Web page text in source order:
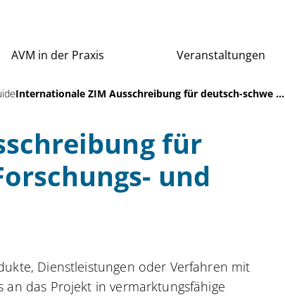
AVM in der Praxis Veranstaltungen
Internationale ZIM Ausschreibung für deutsch-schwe ...
für
und
Dienstleistungen oder Verfahren mit
das Projekt in vermarktungsfähige